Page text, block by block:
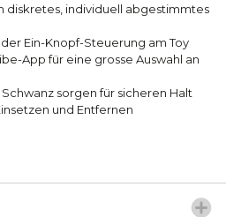
diskretes, individuell abgestimmtes
Ein-Knopf-Steuerung am Toy
App für eine grosse Auswahl an
sorgen für sicheren Halt
und Entfernen